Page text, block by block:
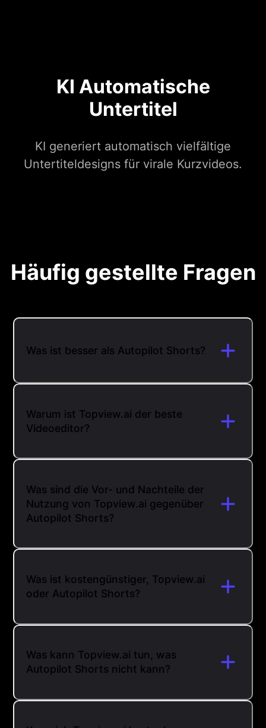
KI Automatische
Untertitel
KI generiert automatisch vielfältige
Untertiteldesigns für virale Kurzvideos.
Häufig gestellte Fragen
Was ist besser als Autopilot Shorts?
Warum ist Topview.ai der beste
Videoeditor?
Was sind die Vor- und Nachteile der
Nutzung von Topview.ai gegenüber
Autopilot Shorts?
Was ist kostengünstiger, Topview.ai
oder Autopilot Shorts?
Was kann Topview.ai tun, was
Autopilot Shorts nicht kann?